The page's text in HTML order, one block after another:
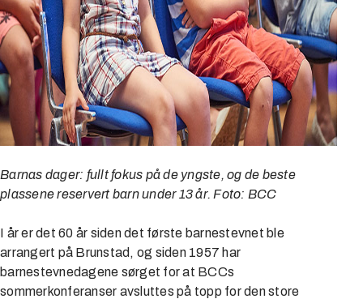
Barnas dager: fullt fokus på de yngste, og de beste
plassene reservert barn under 13 år. Foto: BCC
I år er det 60 år siden det første barnestevnet ble
arrangert på Brunstad, og siden 1957 har
barnestevnedagene sørget for at BCCs
sommerkonferanser avsluttes på topp for den store